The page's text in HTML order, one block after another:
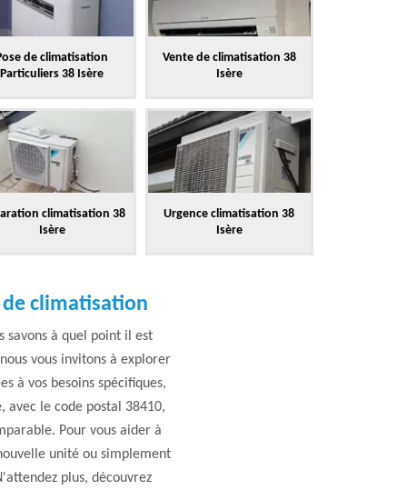
de climatisation
Particuliers 38 Isère
Vente de climatisation 38
Isère
climatisation 38
Isère
Urgence climatisation 38
Isère
climatisation
savons à quel point il est
vous invitons à explorer
à vos besoins spécifiques,
le code postal 38410,
Pour vous aider à
unité ou simplement
plus, découvrez